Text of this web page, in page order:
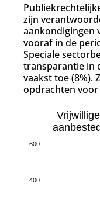
zijn
aankondigingen
vooraf in de
Speciale
transparantie in
vaakst toe (8%).
opdrachten
400
600